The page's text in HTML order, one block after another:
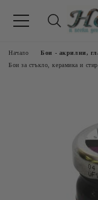
Начало
Бои - акрилни,
Бои за стъкло, керамика и